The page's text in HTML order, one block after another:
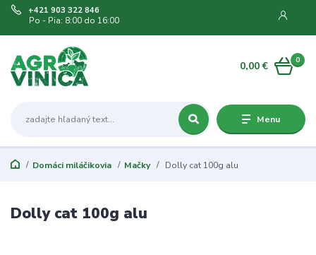
Menu
+421 903 322 846
Po - Pia: 8:00 do 16:00
0
0,00 €
Domáci miláčikovia Mačky Dolly cat 100g alu
Dolly cat 100g alu